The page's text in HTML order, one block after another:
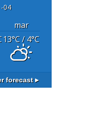
04
mar
13°C/ 4°C
forecast ▸